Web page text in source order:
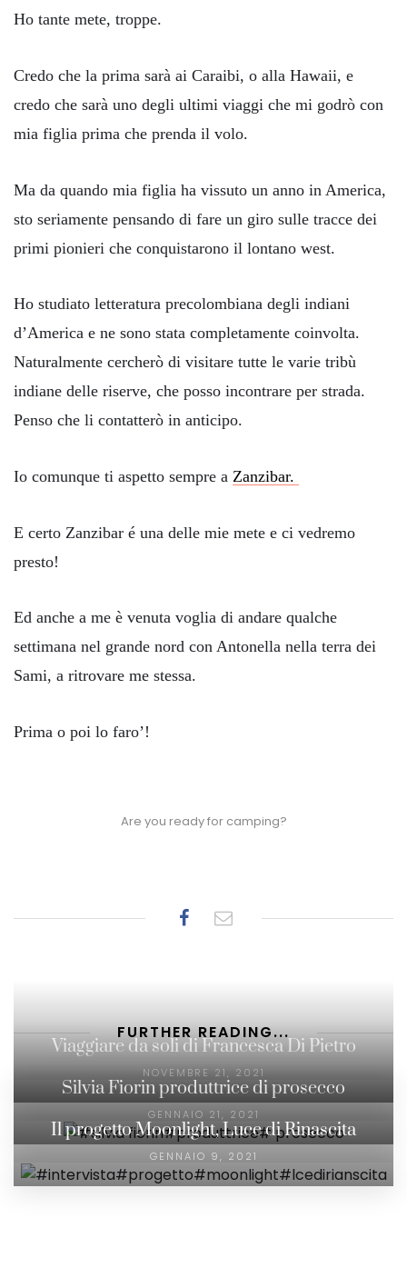
Ho tante mete, troppe.
Credo che la prima sarà ai Caraibi, o alla Hawaii, e
credo che sarà uno degli ultimi viaggi che mi godrò con
mia figlia prima che prenda il volo.
Ma da quando mia figlia ha vissuto un anno in America,
sto seriamente pensando di fare un giro sulle tracce dei
primi pionieri che conquistarono il lontano west.
Ho studiato letteratura precolombiana degli indiani
d’America e ne sono stata completamente coinvolta.
Naturalmente cercherò di visitare tutte le varie tribù
indiane delle riserve, che posso incontrare per strada.
Penso che li contatterò in anticipo.
Io comunque ti aspetto sempre a Zanzibar.
E certo Zanzibar é una delle mie mete e ci vedremo
presto!
Ed anche a me è venuta voglia di andare qualche
settimana nel grande nord con Antonella nella terra dei
Sami, a ritrovare me stessa.
Prima o poi lo faro’!
Are you ready for camping?
FURTHER READING...
Viaggiare da soli di Francesca Di Pietro
NOVEMBRE 21, 2021
Silvia Fiorin produttrice di prosecco
GENNAIO 21, 2021
Il progetto Moonlight, Luce di Rinascita
GENNAIO 9, 2021